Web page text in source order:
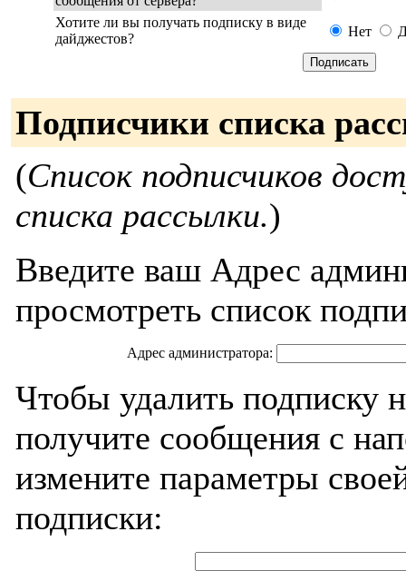
Хотите ли вы получать подписку в виде
дайджестов?
Нет
Подписчики списка
(Список подписчиков
списка рассылки.)
Введите ваш Адрес
просмотреть список
Адрес администратора:
Чтобы удалить подписку
получите сообщения с
измените параметры
подписки: